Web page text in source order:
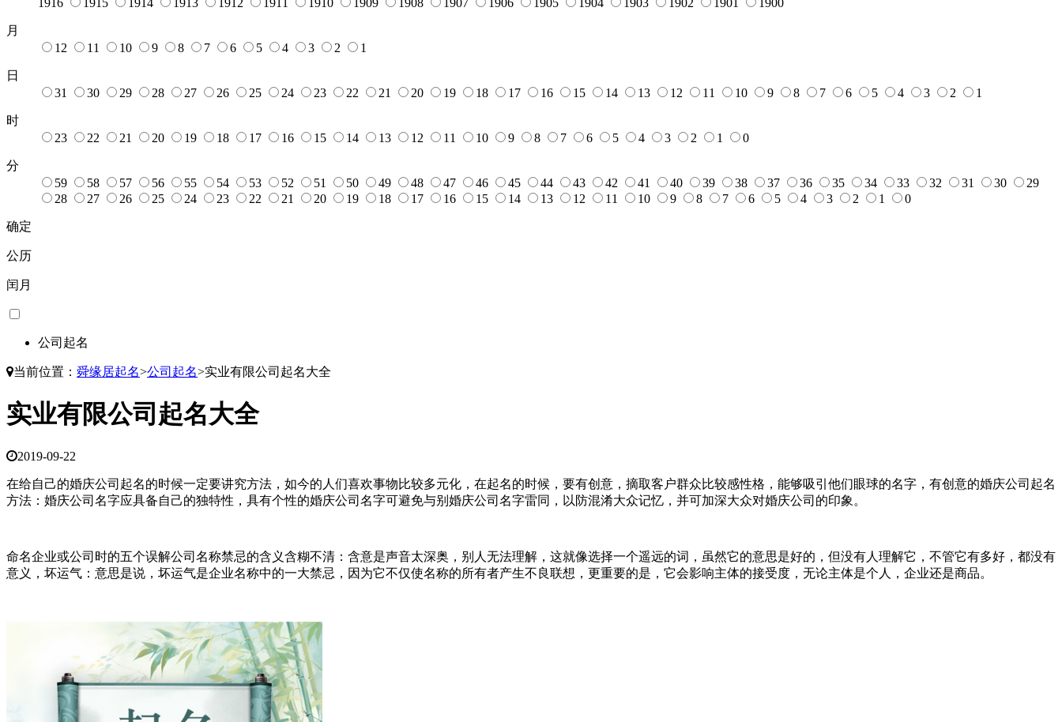
1916
1915 1914 1913 1912 1911 1910 1909 1908 1907 1906 1905 1904 1903 1902 1901 1900
月
12
11 10 9 8 7 6 5 4 3 2 1
日
31
30 29 28 27 26 25 24 23 22 21 20 19 18 17 16 15 14 13 12 11 10 9 8 7 6 5 4 3 2 1
时
23
22 21 20 19 18 17 16 15 14 13 12 11 10 9 8 7 6 5 4 3 2 1 0
分
59
58 57 56 55 54 53 52 51 50 49 48 47 46 45 44 43 42 41 40 39 38 37 36 35 34 33 32 31 30
29
28
27 26 25 24 23 22 21 20 19 18 17 16 15 14 13 12 11 10 9 8 7 6 5 4 3 2 1 0
确定
公历
闰月
公司起名
当前位置： 舜缘居起名>公司起名>实业有限公司起名大全
实业有限公司起名大全
2019-09-22
在给自己的婚庆公司起名的时候一定要讲究方法，如今的人们喜欢事物比较多元化，在起名的时候，要有创意，摘取客户群众比较感性格，能够吸引他们眼球的名字，有创意的婚庆公司起名
方法：婚庆公司名字应具备自己的独特性，具有个性的婚庆公司名字可避免与别婚庆公司名字雷同，以防混淆大众记忆，并可加深大众对婚庆公司的印象。
命名企业或公司时的五个误解公司名称禁忌的含义含糊不清：含意是声音太深奥，别人无法理解，这就像选择一个遥远的词，虽然它的意思是好的，但没有人理解它，不管它有多好，都没有
意义，坏运气：意思是说，坏运气是企业名称中的一大禁忌，因为它不仅使名称的所有者产生不良联想，更重要的是，它会影响主体的接受度，无论主体是个人，企业还是商品。